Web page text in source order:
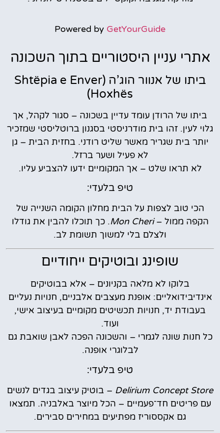
Powered by GetYourGuide
אתרי עניין היסטוריים בתוך השכונה
ביתו של אנוור הוג’ה (Shtëpia e Enver
Hoxhës)
ביתו של הרודן עומד עדיין בשכונה – סגור לקהל, אך
גלוי לעין. זהו בית מודרניסטי בסגנון ברוטליסטי שמזכיר
יותר בית שגריר מאשר שליט רודני. בחזית הבית – גן
לא פעיל ושער ברזל.
לא תראו שלט – אך המקומיים ידעו להצביע עליו.
טיפ בלעדי:
הכי טוב לצפות על הבית מחלון הקומה השנייה של
הקפה ממול –Mon Cheri. כך תוכלו להבין את גודלו
ולצלם בלי למשוך תשומת לב.
שופינג ובוטיקים ייחודיים
בלוקו לא מלאה בקניונים – אלא בבוטיקים
אינדיבידואליים: אופנת מעצבים אלבניים, חנויות נעליים
בעבודת יד, חנויות תכשיטים מקומיים בעיצוב אישי,
ועוד.
כל חנות שונה לגמרי – והשכונה הפכה לאבן שואבת גם
לבלוגרי אופנה.
טיפ בלעדי:
Delirium Concept Store – בוטיק עיצוב בגדים לנשים
עם פריטים חד־פעמיים – הכל מיוצר באלבניה. תמצאו
גם אקססוריז מפתיעים במחירים סבירים.